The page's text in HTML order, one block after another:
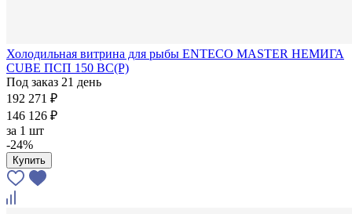
Холодильная витрина для рыбы ENTECO MASTER НЕМИГА
CUBE ПСП 150 ВС(Р)
Под заказ 21 день
192 271 ₽
146 126 ₽
за 1 шт
-24%
Купить